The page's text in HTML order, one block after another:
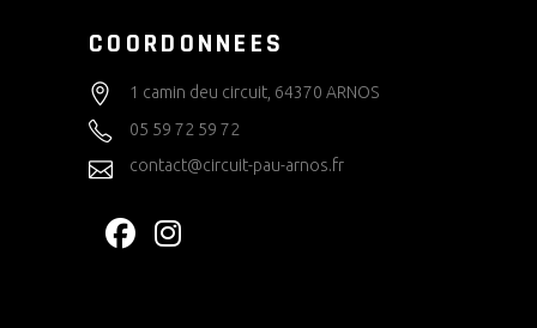
COORDONNEES
1 camin deu circuit, 64370 ARNOS
05 59 72 59 72
contact@circuit-pau-arnos.fr